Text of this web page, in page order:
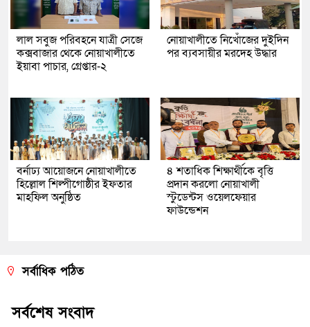
লাল সবুজ পরিবহনে যাত্রী সেজে
কক্সবাজার থেকে নোয়াখালীতে
ইয়াবা পাচার, গ্রেপ্তার-২
নোয়াখালীতে নিখোঁজের দুইদিন
পর ব্যবসায়ীর মরদেহ উদ্ধার
বর্নাঢ্য আয়োজনে নোয়াখালীতে
হিল্লোল শিল্পীগোষ্ঠীর ইফতার
মাহফিল অনুষ্ঠিত
৪ শতাধিক শিক্ষার্থীকে বৃত্তি
প্রদান করলো নোয়াখালী
স্টুডেন্টস ওয়েলফেয়ার
ফাউন্ডেশন
সর্বাধিক পঠিত
সর্বশেষ সংবাদ